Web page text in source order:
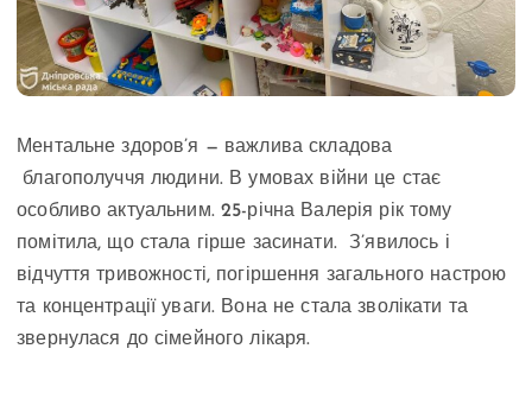
Ментальне здоров’я — важлива складова
благополуччя людини. В умовах війни це стає
особливо актуальним. 25-річна Валерія рік тому
помітила, що стала гірше засинати. З’явилось і
відчуття тривожності, погіршення загального настрою
та концентрації уваги. Вона не стала зволікати та
звернулася до сімейного лікаря.